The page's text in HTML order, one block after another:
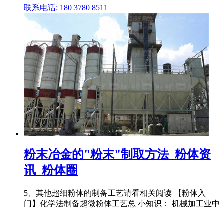
联系电话: 180 3780 8511
粉末冶金的"粉末"制取方法_粉体资
讯_粉体圈
5、其他超细粉体的制备工艺请看相关阅读 【粉体入
门】化学法制备超微粉体工艺总 小知识： 机械加工业中